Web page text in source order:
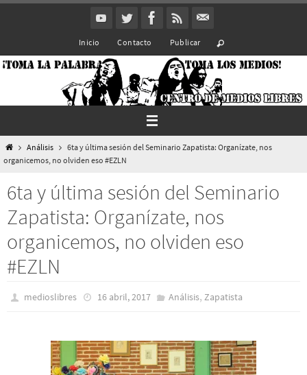
Inicio Contacto Publicar
InicioAnálisis
6ta y última sesión del Seminario Zapatista: Organízate, nos
organicemos, no olviden eso #EZLN
6ta y última sesión del Seminario
Zapatista: Organízate, nos
organicemos, no olviden eso
#EZLN
medioslibres 16 abril, 2017 Análisis, Zapatista